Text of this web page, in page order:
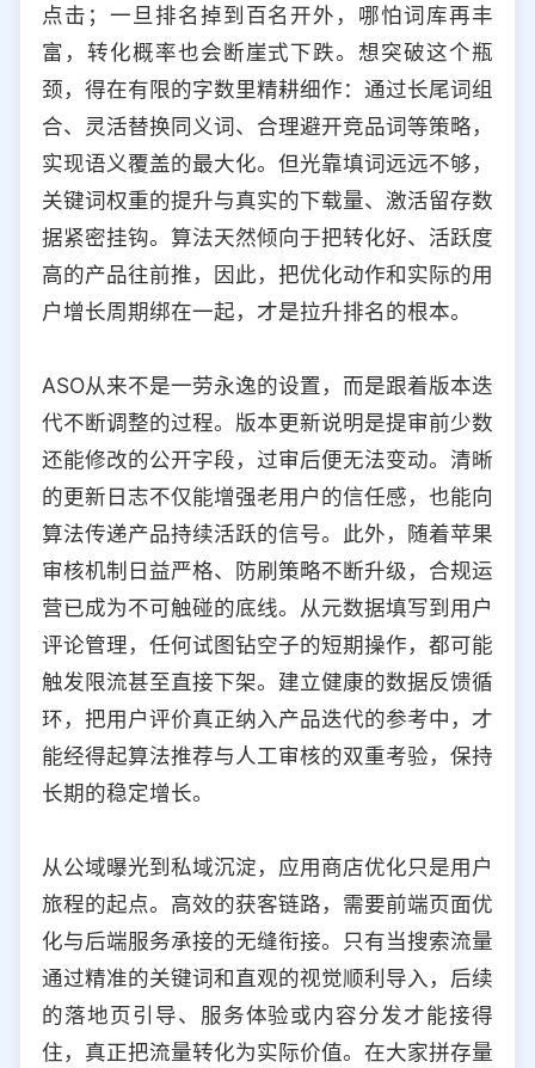
点击；一旦排名掉到百名开外，哪怕词库再丰
富，转化概率也会断崖式下跌。想突破这个瓶
颈，得在有限的字数里精耕细作：通过长尾词组
合、灵活替换同义词、合理避开竞品词等策略，
实现语义覆盖的最大化。但光靠填词远远不够，
关键词权重的提升与真实的下载量、激活留存数
据紧密挂钩。算法天然倾向于把转化好、活跃度
高的产品往前推，因此，把优化动作和实际的用
户增长周期绑在一起，才是拉升排名的根本。
ASO从来不是一劳永逸的设置，而是跟着版本迭
代不断调整的过程。版本更新说明是提审前少数
还能修改的公开字段，过审后便无法变动。清晰
的更新日志不仅能增强老用户的信任感，也能向
算法传递产品持续活跃的信号。此外，随着苹果
审核机制日益严格、防刷策略不断升级，合规运
营已成为不可触碰的底线。从元数据填写到用户
评论管理，任何试图钻空子的短期操作，都可能
触发限流甚至直接下架。建立健康的数据反馈循
环，把用户评价真正纳入产品迭代的参考中，才
能经得起算法推荐与人工审核的双重考验，保持
长期的稳定增长。
从公域曝光到私域沉淀，应用商店优化只是用户
旅程的起点。高效的获客链路，需要前端页面优
化与后端服务承接的无缝衔接。只有当搜索流量
通过精准的关键词和直观的视觉顺利导入，后续
的落地页引导、服务体验或内容分发才能接得
住，真正把流量转化为实际价值。在大家拼存量